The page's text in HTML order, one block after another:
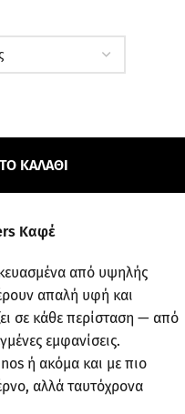
ΚΑΛΆΘΙ
Καφέ
από υψηλής
απαλή υφή και
σε κάθε περίσταση — από
εμφανίσεις.
ή ακόμα και με πιο
αλλά ταυτόχρονα